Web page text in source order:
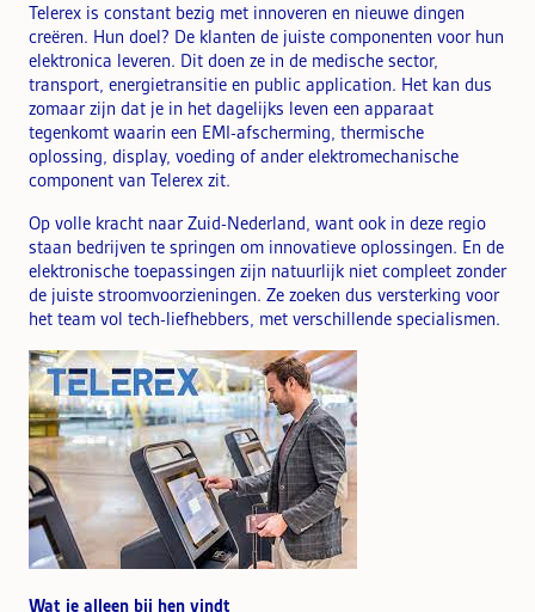
Telerex is constant bezig met innoveren en nieuwe dingen
creëren. Hun doel? De klanten de juiste componenten voor hun
elektronica leveren. Dit doen ze in de medische sector,
transport, energietransitie en public application. Het kan dus
zomaar zijn dat je in het dagelijks leven een apparaat
tegenkomt waarin een EMI-afscherming, thermische
oplossing, display, voeding of ander elektromechanische
component van Telerex zit.
Op volle kracht naar Zuid-Nederland, want ook in deze regio
staan bedrijven te springen om innovatieve oplossingen. En de
elektronische toepassingen zijn natuurlijk niet compleet zonder
de juiste stroomvoorzieningen. Ze zoeken dus versterking voor
het team vol tech-liefhebbers, met verschillende specialismen.
Wat je alleen bij hen vindt